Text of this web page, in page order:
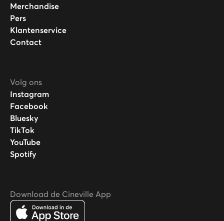
Merchandise
Pers
Klantenservice
Contact
Volg ons
Instagram
Facebook
Bluesky
TikTok
YouTube
Spotify
Download de Cineville App